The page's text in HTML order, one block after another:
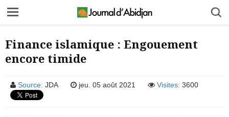
Finance islamique : Engouement
encore timide
Source: JDA jeu. 05 août 2021 Visites: 3600